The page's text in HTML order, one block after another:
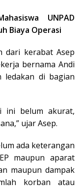
UNPAD
Biaya Operasi
dari kerabat Asep
bernama Andi
ledakan di bagian
ini belum akurat,
ujar Asep.
ada keterangan
maupun aparat
maupun dampak
korban atau